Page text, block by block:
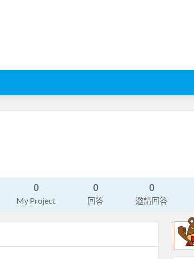
0
My Project
0
回答
0
邀請回答